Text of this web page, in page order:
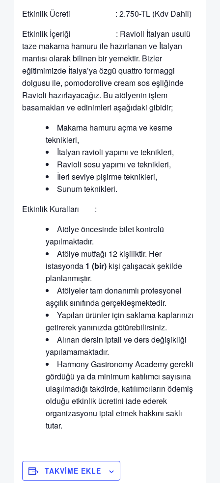
Etkinlik Ücreti : 2.750-TL (Kdv Dahil)
Etkinlik İçeriği : Ravioli İtalyan usulü
taze makarna hamuru ile hazırlanan ve İtalyan
mantısı olarak bilinen bir yemektir. Bizler
eğitimimizde İtalya’ya özgü quattro formaggi
dolgusu ile, pomodorolive cream sos eşliğinde
Ravioli hazırlayacağız. Bu atölyenin işlem
basamakları ve edinimleri aşağıdaki gibidir;
Makarna hamuru açma ve kesme
teknikleri,
İtalyan ravioli yapımı ve teknikleri,
Ravioli sosu yapımı ve teknikleri,
İleri seviye pişirme teknikleri,
Sunum teknikleri.
Etkinlik Kuralları :
Atölye öncesinde bilet kontrolü
yapılmaktadır.
Atölye mutfağı 12 kişiliktir. Her
istasyonda 1 (bir)kişi çalışacak şekilde
planlanmıştır.
Atölyeler tam donanımlı profesyonel
aşçılık sınıfında gerçekleşmektedir.
Yapılan ürünler için saklama kaplarınızı
getirerek yanınızda götürebilirsiniz.
Alınan dersin iptali ve ders değişikliği
yapılamamaktadır.
Harmony Gastronomy Academy gerekli
gördüğü ya da minimum katılımcı sayısına
ulaşılmadığı takdirde, katılımcıların ödemiş
olduğu etkinlik ücretini iade ederek
organizasyonu iptal etmek hakkını saklı
tutar.
TAKVIME EKLE